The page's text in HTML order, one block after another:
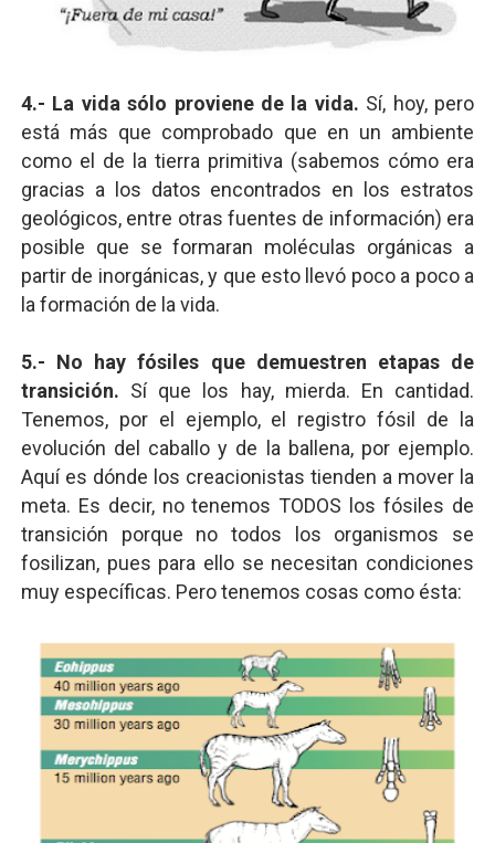
4.- La vida sólo proviene de la vida. Sí, hoy, pero
está más que comprobado que en un ambiente
como el de la tierra primitiva (sabemos cómo era
gracias a los datos encontrados en los estratos
geológicos, entre otras fuentes de información) era
posible que se formaran moléculas orgánicas a
partir de inorgánicas, y que esto llevó poco a poco a
la formación de la vida.
5.- No hay fósiles que demuestren etapas de
transición. Sí que los hay, mierda. En cantidad.
Tenemos, por el ejemplo, el registro fósil de la
evolución del caballo y de la ballena, por ejemplo.
Aquí es dónde los creacionistas tienden a mover la
meta. Es decir, no tenemos TODOS los fósiles de
transición porque no todos los organismos se
fosilizan, pues para ello se necesitan condiciones
muy específicas. Pero tenemos cosas como ésta: